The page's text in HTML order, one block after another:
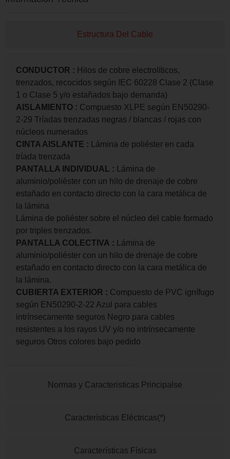
Estructura Del Cable
Normas y Caracteristicas Principalse
Características Eléctricas(*)
Características Físicas
CONDUCTOR : Hilos de cobre electrolíticos,
trenzados, recocidos según IEC 60228 Clase 2 (Clase
1 o Clase 5 y/o estañados bajo demanda)
AISLAMIENTO : Compuesto XLPE según EN50290-
2-29 Tríadas trenzadas negras / blancas / rojas con
núcleos numerados
CINTA AISLANTE : Lámina de poliéster en cada
tríada trenzada
PANTALLA INDIVIDUAL : Lámina de
aluminio/poliéster con un hilo de drenaje de cobre
estañado en contacto directo con la cara metálica de
la lámina
Lámina de poliéster sobre el núcleo del cable formado
por triples trenzados.
PANTALLA COLECTIVA : Lámina de
aluminio/poliéster con un hilo de drenaje de cobre
estañado en contacto directo con la cara metálica de
la lámina.
CUBIERTA EXTERIOR : Compuesto de PVC ignífugo
según EN50290-2-22 Azul para cables
intrínsecamente seguros Negro para cables
resistentes a los rayos UV y/o no intrínsecamente
seguros Otros colores bajo pedido